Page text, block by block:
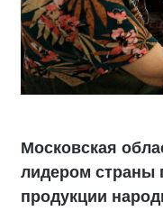
Московская
лидером страны
продукции